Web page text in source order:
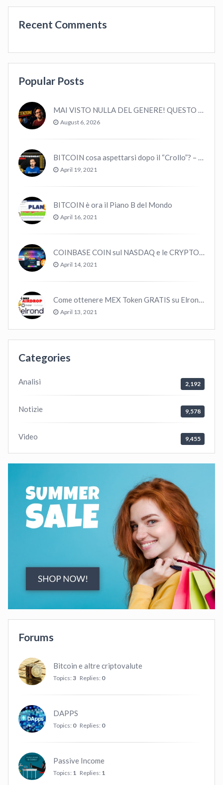
Recent Comments
Popular Posts
August 6, 2026
April 19, 2021
BITCOIN è ora il Piano B del Mondo
April 16, 2021
April 14, 2021
April 13, 2021
Categories
Analisi 2,192
Notizie 9,578
Video 9,455
Forums
Bitcoin e altre criptovalute
Topics: 3 Replies: 0
DAPPS
Topics: 0 Replies: 0
Passive Income
Topics: 1 Replies: 1